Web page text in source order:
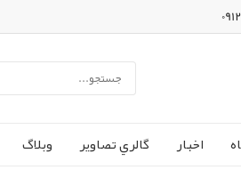
اخبار گالري تصاوير وبلاگ